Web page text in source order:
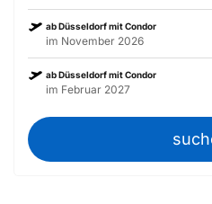
ab Düsseldorf mit Condor
im November 2026
ab Düsseldorf mit Condor
im Februar 2027